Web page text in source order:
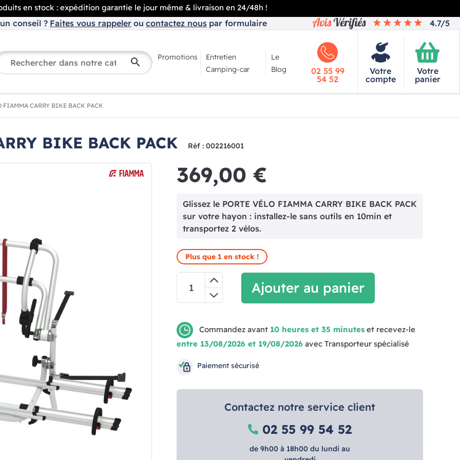
en stock : expédition garantie le jour même & livraison en 24/48h !
conseil ? Faites vous rappeler ou contactez nous par formulaire 4.7/5
search Promotions
Entretien
Camping-car
Le
Blog
02 55 99
54 52
Votre
compte
Votre
panier
FIAMMA CARRY BIKE BACK PACK
BIKE BACK PACK Réf : 002216001
369,00 €
Glissez le PORTE VÉLO FIAMMA CARRY BIKE BACK PACK
sur votre hayon : installez-le sans outils en 10min et
transportez 2 vélos.
Plus que 1 en stock !
Ajouter au panier
Commandez avant 10 heures et 35 minutes et recevez-le
entre 13/08/2026 et 19/08/2026 avec Transporteur spécialisé
Paiement sécurisé
Contactez notre service client
02 55 99 54 52
de 9h00 à 18h00 du lundi au